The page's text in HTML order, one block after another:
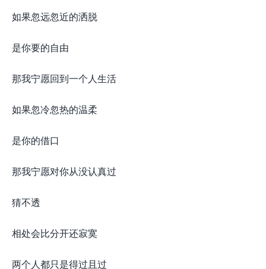
如果忽远忽近的洒脱
是你要的自由
那我宁愿回到一个人生活
如果忽冷忽热的温柔
是你的借口
那我宁愿对你从没认真过
猜不透
相处会比分开还寂寞
两个人都只是得过且过